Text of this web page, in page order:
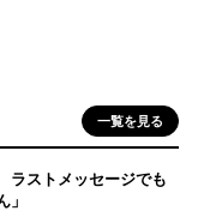
一覧を見る
ストメッセージでも